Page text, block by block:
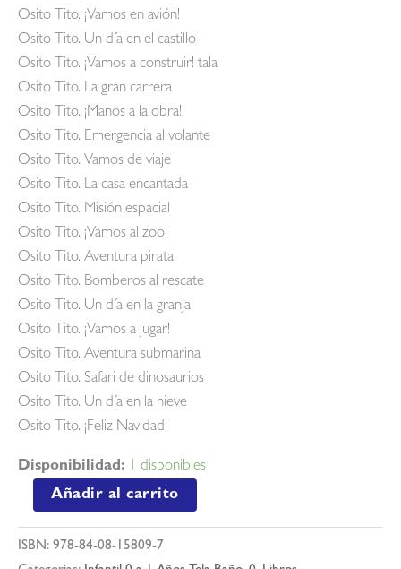
Osito Tito. ¡Vamos en avión!
Osito Tito. Un día en el castillo
Osito Tito. ¡Vamos a construir! tala
Osito Tito. La gran carrera
Osito Tito. ¡Manos a la obra!
Osito Tito. Emergencia al volante
Osito Tito. Vamos de viaje
Osito Tito. La casa encantada
Osito Tito. Misión espacial
Osito Tito. ¡Vamos al zoo!
Osito Tito. Aventura pirata
Osito Tito. Bomberos al rescate
Osito Tito. Un día en la granja
Osito Tito. ¡Vamos a jugar!
Osito Tito. Aventura submarina
Osito Tito. Safari de dinosaurios
Osito Tito. Un día en la nieve
Osito Tito. ¡Feliz Navidad!
Disponibilidad: 1 disponibles
tito.
misión
espacial
Añadir al carrito
ISBN: 978-84-08-15809-7